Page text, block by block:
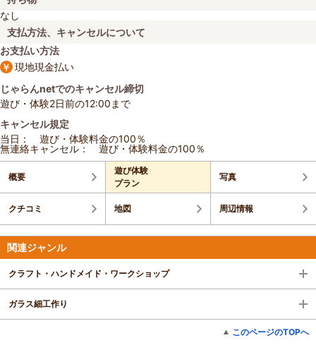
なし
支払方法、キャンセルについて
お支払い方法
現地現金払い
じゃらんnetでのキャンセル締切
遊び・体験2日前の12:00まで
キャンセル規定
当日： 遊び・体験料金の100％
無連絡キャンセル： 遊び・体験料金の100％
概要
遊び体験
プラン
写真
クチコミ 地図 周辺情報
関連ジャンル
クラフト・ハンドメイド・ワークショップ
ガラス細工作り
このページのTOPへ